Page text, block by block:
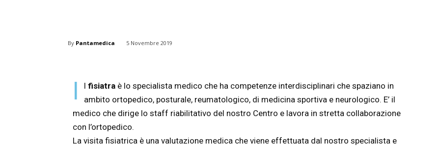
By Pantamedica 5 Novembre 2019
I l fisiatra è lo specialista medico che ha competenze interdisciplinari che spaziano in
ambito ortopedico, posturale, reumatologico, di medicina sportiva e neurologico. E’ il
medico che dirige lo staff riabilitativo del nostro Centro e lavora in stretta collaborazione
con l’ortopedico.
La visita fisiatrica è una valutazione medica che viene effettuata dal nostro specialista e